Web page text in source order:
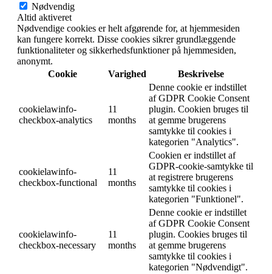
Nødvendig
Altid aktiveret
Nødvendige cookies er helt afgørende for, at hjemmesiden
kan fungere korrekt. Disse cookies sikrer grundlæggende
funktionaliteter og sikkerhedsfunktioner på hjemmesiden,
anonymt.
Cookie
Varighed Beskrivelse
cookielawinfo-
checkbox-analytics
11
months
Denne cookie er indstillet
af GDPR Cookie Consent
plugin. Cookien bruges til
at gemme brugerens
samtykke til cookies i
kategorien "Analytics".
cookielawinfo-
checkbox-functional
11
months
Cookien er indstillet af
GDPR-cookie-samtykke til
at registrere brugerens
samtykke til cookies i
kategorien "Funktionel".
cookielawinfo-
checkbox-necessary
11
months
Denne cookie er indstillet
af GDPR Cookie Consent
plugin. Cookies bruges til
at gemme brugerens
samtykke til cookies i
kategorien "Nødvendigt".